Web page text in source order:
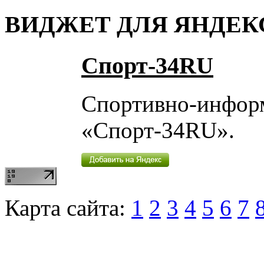
ВИДЖЕТ ДЛЯ
Спорт-34RU
Спортивно-
«Спорт-34RU».
Карта сайта: 1 2 3 4 5 6 7